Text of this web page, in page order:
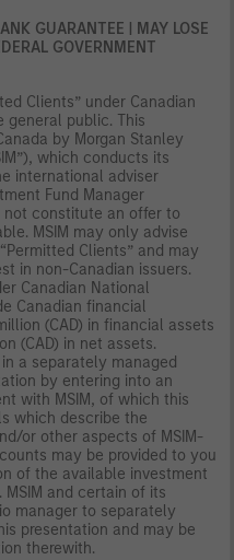
GUARANTEE | MAY LOSE
GOVERNMENT
Clients” under Canadian
general public. This
by Morgan Stanley
which conducts its
international adviser
Fund Manager
not constitute an offer to
MSIM may only advise
Clients” and may
in non-Canadian issuers.
Canadian National
Canadian financial
(CAD) in financial assets
(CAD) in net assets.
a separately managed
by entering into an
with MSIM, of which this
which describe the
or other aspects of MSIM-
may be provided to you
of the available investment
MSIM and certain of its
manager to separately
presentation and may be
therewith.